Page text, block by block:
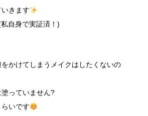
きます
自身で実証済！)
かけてしまうメイクはしたくないの
っていません?
いです